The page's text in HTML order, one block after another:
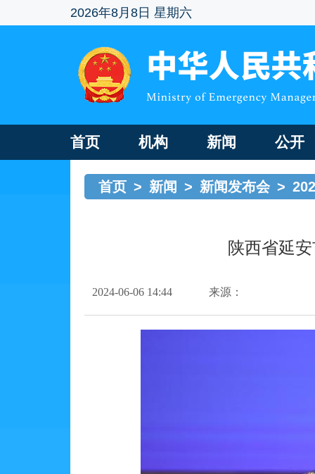
2026年8月8日 星期六
首页 机构 新闻 公开
首页 > 新闻 > 新闻发布会 >
陕西省延
2024-06-06 14:44 来源：